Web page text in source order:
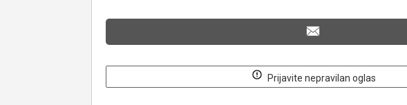
Prijavite nepravilan oglas